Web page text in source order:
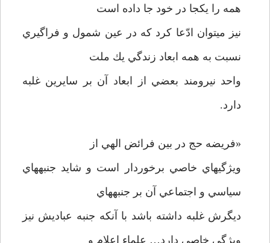
همه را يكجا در خود جا داده است
نيز مي­توان ادّعا كرد كه در عين شمول و فراگيري
نسبت به همه ابعاد زندگي يك ملت
واحد نيرومند بعضي از ابعاد آن بر سايرين غلبه
دارد.
«فريضه حج در بين فرائض الهي از
ويژگي­هاي خاصي برخوردار است و شايد جنبه­هاي
سياسي و اجتماعي آن بر جنبه­هاي
ديگرش غلبه داشته باشد با آنكه جنبه عباديش نيز
ويژگي خاصي دارد… علماء اعلام و